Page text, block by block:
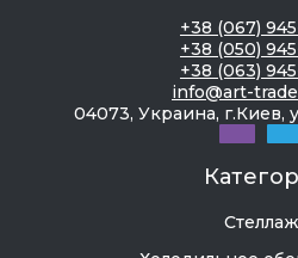
+38 (067)
+38 (050)
+38 (063)
info@art-
04073, Украина, г.Киев,